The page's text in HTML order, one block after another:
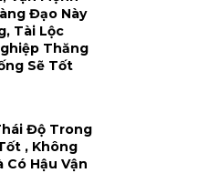
Đạo Này
Tài Lộc
Thăng
Sẽ Tốt
Độ Trong
, Không
Có Hậu Vận